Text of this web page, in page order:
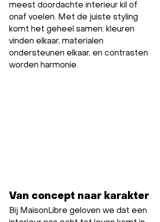
meest doordachte interieur kil of
onaf voelen. Met de juiste styling
komt het geheel samen: kleuren
vinden elkaar, materialen
ondersteunen elkaar, en contrasten
worden harmonie.
Van concept naar karakter
Bij MaisonLibre geloven we dat een